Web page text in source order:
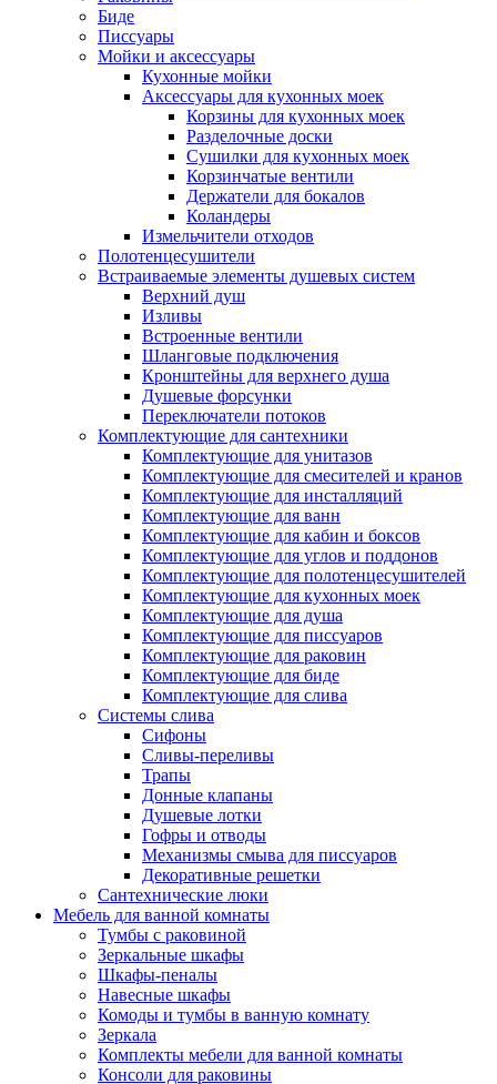
Биде
Писсуары
Мойки и аксессуары
Кухонные мойки
Аксессуары для кухонных моек
Корзины для кухонных моек
Разделочные доски
Сушилки для кухонных моек
Корзинчатые вентили
Держатели для бокалов
Коландеры
Измельчители отходов
Полотенцесушители
Встраиваемые элементы душевых систем
Верхний душ
Изливы
Встроенные вентили
Шланговые подключения
Кронштейны для верхнего душа
Душевые форсунки
Переключатели потоков
Комплектующие для сантехники
Комплектующие для унитазов
Комплектующие для смесителей и кранов
Комплектующие для инсталляций
Комплектующие для ванн
Комплектующие для кабин и боксов
Комплектующие для углов и поддонов
Комплектующие для полотенцесушителей
Комплектующие для кухонных моек
Комплектующие для душа
Комплектующие для писсуаров
Комплектующие для раковин
Комплектующие для биде
Комплектующие для слива
Системы слива
Сифоны
Сливы-переливы
Трапы
Донные клапаны
Душевые лотки
Гофры и отводы
Механизмы смыва для писсуаров
Декоративные решетки
Сантехнические люки
Мебель для ванной комнаты
Тумбы с раковиной
Зеркальные шкафы
Шкафы-пеналы
Навесные шкафы
Комоды и тумбы в ванную комнату
Зеркала
Комплекты мебели для ванной комнаты
Консоли для раковины